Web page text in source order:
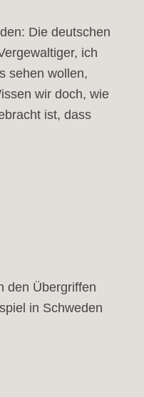
Die deutschen
ich
sehen wollen,
wir doch, wie
ist, dass
den Übergriffen
in Schweden